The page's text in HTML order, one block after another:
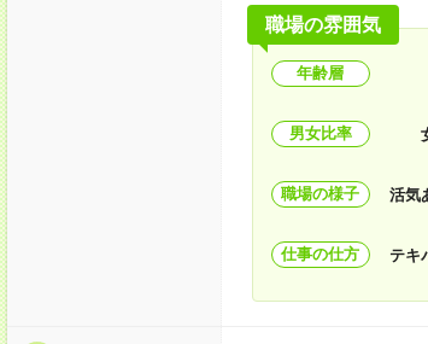
職場の雰囲気
年齢層
男女比率
職場の様子 活気
仕事の仕方 テキ